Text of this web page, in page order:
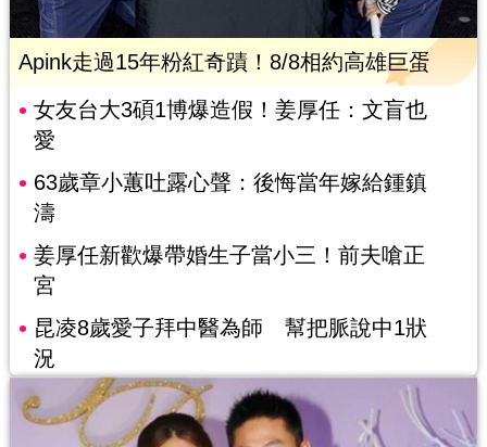
Apink走過15年粉紅奇蹟！8/8相約高雄巨蛋
女友台大3碩1博爆造假！姜厚任：文盲也
愛
63歲章小蕙吐露心聲：後悔當年嫁給鍾鎮
濤
姜厚任新歡爆帶婚生子當小三！前夫嗆正
宮
昆凌8歲愛子拜中醫為師 幫把脈說中1狀
況